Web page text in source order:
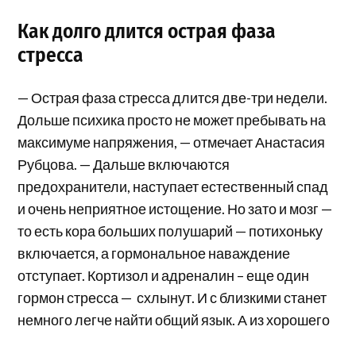
Как долго длится острая фаза
стресса
— Острая фаза стресса длится две-три недели.
Дольше психика просто не может пребывать на
максимуме напряжения, — отмечает Анастасия
Рубцова. — Дальше включаются
предохранители, наступает естественный спад
и очень неприятное истощение. Но зато и мозг —
то есть кора больших полушарий — потихоньку
включается, а гормональное наваждение
отступает. Кортизол и адреналин – еще один
гормон стресса — схлынут. И с близкими станет
немного легче найти общий язык. А из хорошего